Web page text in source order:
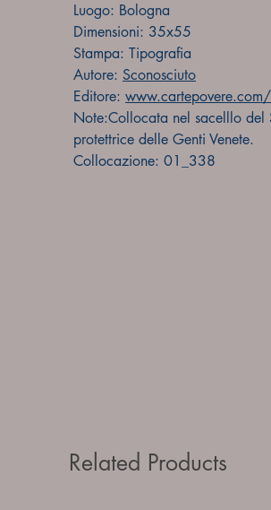
Luogo: Bologna
Dimensioni: 35x55
Stampa: Tipografia
Autore: Sconosciuto
Editore:
Note:Collocata nel sacelllo
protettrice delle Genti Venete.
Collocazione: 01_338
Related Products